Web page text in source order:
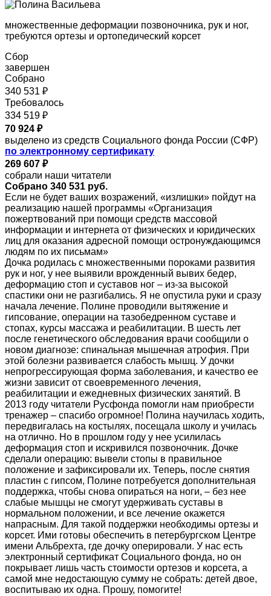
множественные деформации позвоночника, рук и ног,
требуются ортезы и ортопедический корсет
Сбор
завершен
Собрано
340 531 ₽
Требовалось
334 519 ₽
70 924 ₽
выделено из средств Социального фонда России (СФР)
по электронному сертификату
269 607 ₽
собрали наши читатели
Собрано 340 531 руб.
Если не будет ваших возражений, «излишки» пойдут на
реализацию нашей программы «Организация
пожертвований при помощи средств массовой
информации и интернета от физических и юридических
лиц для оказания адресной помощи остронуждающимся
людям по их письмам»
Дочка родилась с множественными пороками развития
рук и ног, у нее выявили врожденный вывих бедер,
деформацию стоп и суставов ног – из-за высокой
спастики они не разгибались. Я не опустила руки и сразу
начала лечение. Полине проводили вытяжение и
гипсование, операции на тазобедренном суставе и
стопах, курсы массажа и реабилитации. В шесть лет
после генетического обследования врачи сообщили о
новом диагнозе: спинальная мышечная атрофия. При
этой болезни развивается слабость мышц. У дочки
непрогрессирующая форма заболевания, и качество ее
жизни зависит от своевременного лечения,
реабилитации и ежедневных физических занятий. В
2013 году читатели Русфонда помогли нам приобрести
тренажер – спасибо огромное! Полина научилась ходить,
передвигалась на костылях, посещала школу и училась
на отлично. Но в прошлом году у нее усилилась
деформация стоп и искривился позвоночник. Дочке
сделали операцию: вывели стопы в правильное
положение и зафиксировали их. Теперь, после снятия
пластин с гипсом, Полине потребуется дополнительная
поддержка, чтобы снова опираться на ноги, – без нее
слабые мышцы не смогут удерживать суставы в
нормальном положении, и все лечение окажется
напрасным. Для такой поддержки необходимы ортезы и
корсет. Ими готовы обеспечить в петербургском Центре
имени Альбрехта, где дочку оперировали. У нас есть
электронный сертификат Социального фонда, но он
покрывает лишь часть стоимости ортезов и корсета, а
самой мне недостающую сумму не собрать: детей двое,
воспитываю их одна. Прошу, помогите!